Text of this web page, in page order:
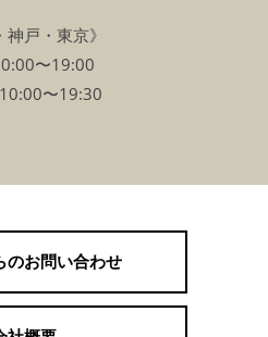
神戸・東京》
〜19:00
〜19:30
のお問い合わせ